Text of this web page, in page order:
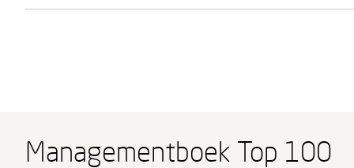
Managementboek Top 100